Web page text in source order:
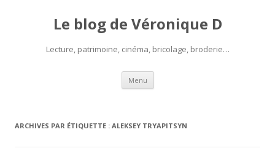
Le blog de Véronique D
Lecture, patrimoine, cinéma, bricolage, broderie…
Menu Aller
contenu
ARCHIVES PAR ÉTIQUETTE : ALEKSEY TRYAPITSYN